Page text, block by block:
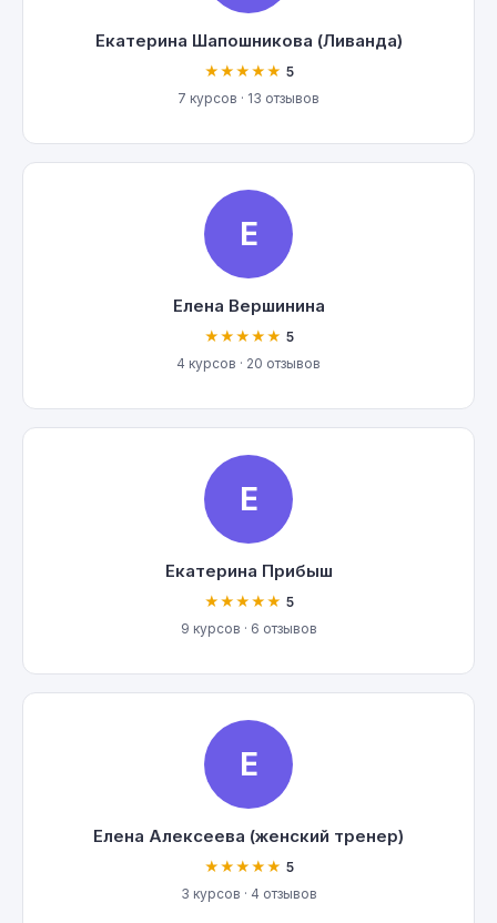
Екатерина Шапошникова (Ливанда)
★★★★★ 5
7 курсов · 13 отзывов
Е
Елена Вершинина
★★★★★ 5
4 курсов · 20 отзывов
Е
Екатерина Прибыш
★★★★★ 5
9 курсов · 6 отзывов
Е
Елена Алексеева (женский тренер)
★★★★★ 5
3 курсов · 4 отзывов